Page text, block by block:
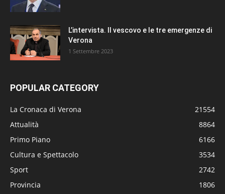
L’intervista. Il vescovo e le tre emergenze di
Verona
1 Settembre 2023
POPULAR CATEGORY
La Cronaca di Verona
21554
Attualità
8864
Primo Piano
6166
Cultura e Spettacolo
3534
Sport
2742
Provincia
1806